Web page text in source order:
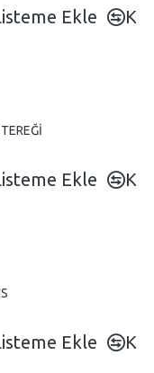
Ekle
Ekle
Ekle